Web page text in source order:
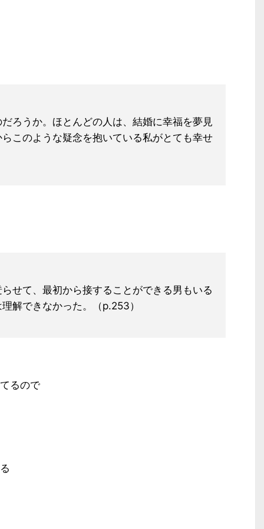
ろうか。ほとんどの人は、結婚に幸福を夢見
このような疑念を抱いている私がとても幸せ
せて、最初から接することができる男もいる
解できなかった。（p.253）
るので